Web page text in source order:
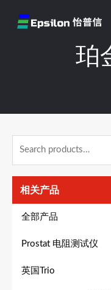
珀
相关产品
全部产品
Prostat 电阻测试仪
英国Trio